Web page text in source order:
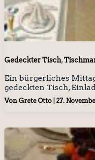
Gedeckter Tisch,
Ein bürgerliches
gedeckten Tisch,
Von Grete Otto 27.